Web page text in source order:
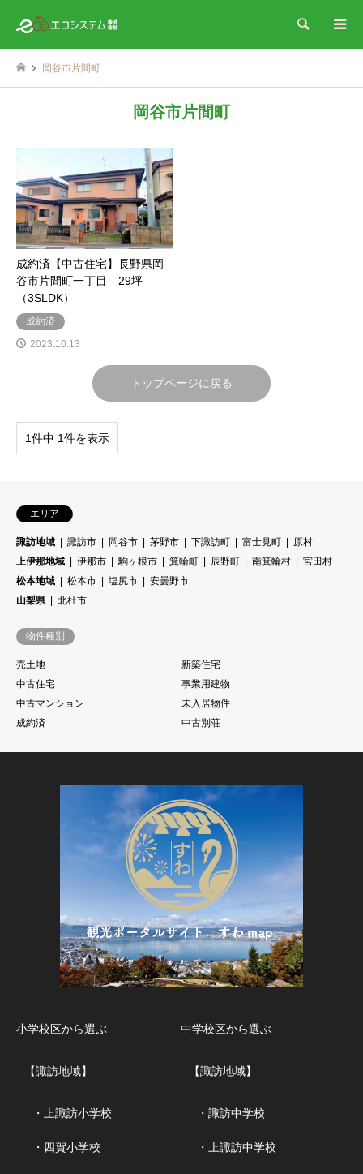
検索
岡谷市片間町
岡谷市片間町
成約済【中古住宅】長野県岡
谷市片間町一丁目 29坪
（3SLDK）
成約済
2023.10.13
トップページに戻る
1件中 1件を表示
エリア
諏訪地域 諏訪市 岡谷市 茅野市 下諏訪町 富士見町
原村
上伊那地域
伊那市 駒ヶ根市 箕輪町 辰野町 南箕輪村
宮田村
松本地域
松本市 塩尻市
安曇野市
山梨県
北杜市
物件種別
売土地
新築住宅
中古住宅
事業用建物
中古マンション
未入居物件
成約済
中古別荘
小学校区から選ぶ
【諏訪地域】
・上諏訪小学校
・四賀小学校
中学校区から選ぶ
【諏訪地域】
・諏訪中学校
・上諏訪中学校